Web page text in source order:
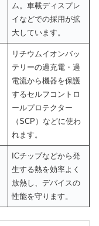
ム。車載ディスプレ
イなどでの採用が拡
大しています。
リチウムイオンバッ
テリーの過充電・過
電流から機器を保護
するセルフコントロ
ールプロテクター
（SCP）などに使わ
れます。
ICチップなどから発
生する熱を効率よく
放熱し、デバイスの
性能を守ります。